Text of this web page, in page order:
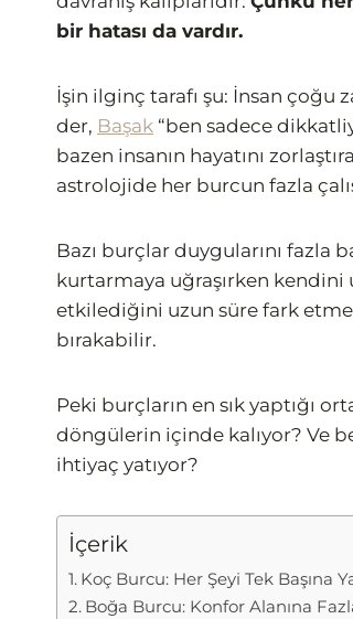
bir hatası da vardır.
İşin ilginç tarafı şu: İnsan çoğu
der, Başak “ben sadece
bazen insanın hayatını
astrolojide her burcun fazla
Bazı burçlar duygularını fazla
kurtarmaya uğraşırken kendini
etkilediğini uzun süre fark
bırakabilir.
Peki burçların en sık yaptığı
döngülerin içinde kalıyor? Ve
ihtiyaç yatıyor?
İçerik
Koç Burcu: Her Şeyi Tek Başına
Boğa Burcu: Konfor Alanına